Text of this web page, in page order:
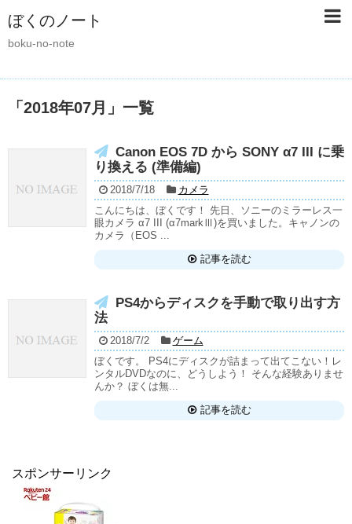
ぼくのノート
boku-no-note
「 2018年07月 」 一覧
Canon EOS 7D から SONY α7 III に乗
り換える (準備編)
2018/7/18
カメラ
こんにちは、ぼくです！ 先日、ソニーのミラーレス一
眼カメラ α7 III (α7markⅢ)を買いました。キャノンの
カメラ（EOS ...
記事を読む
PS4からディスクを手動で取り出す方
法
2018/7/2
ゲーム
ぼくです。 PS4にディスクが詰まって出てこない！レ
ンタルDVDなのに、どうしよう！ そんな経験ありませ
んか？ ぼくは無...
記事を読む
スポンサーリンク